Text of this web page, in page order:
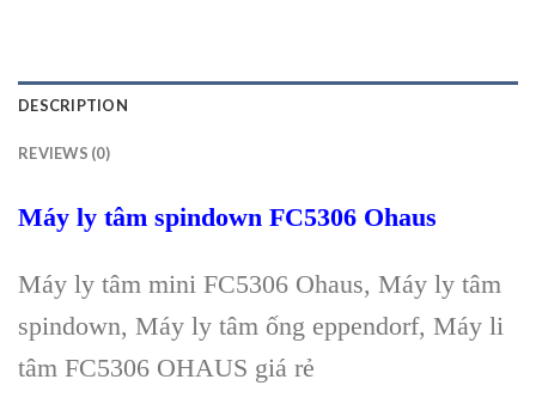
DESCRIPTION
REVIEWS (0)
Máy ly tâm spindown FC5306 Ohaus
Máy ly tâm mini FC5306 Ohaus, Máy ly tâm
spindown, Máy ly tâm ống eppendorf, Máy li
tâm FC5306 OHAUS giá rẻ